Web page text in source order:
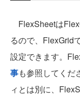
FlexSheetは
るので、FlexGrid
設定できます。
事も参照してくだ
ィとは別に、